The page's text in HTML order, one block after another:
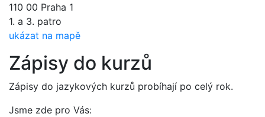
110 00 Praha 1
1. a 3. patro
ukázat na mapě
Zápisy do kurzů
Zápisy do jazykových kurzů probíhají po celý rok.
Jsme zde pro Vás: